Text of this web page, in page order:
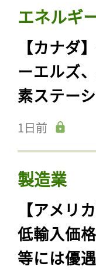
エネルギ
【カナダ
ーエルズ
素ステー
1日前
製造業
【アメリ
低輸入価
等には優